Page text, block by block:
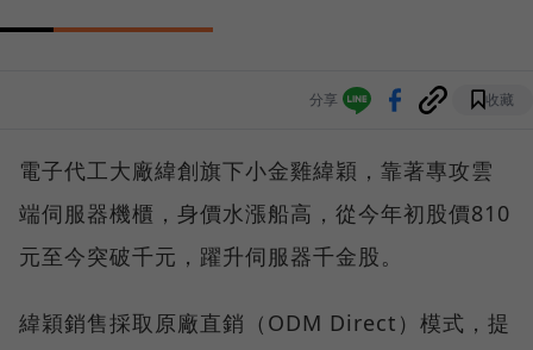
分享 收藏
電子代工大廠緯創旗下小金雞緯穎，靠著專攻雲
端伺服器機櫃，身價水漲船高，從今年初股價810
元至今突破千元，躍升伺服器千金股。
緯穎銷售採取原廠直銷（ODM Direct）模式，提